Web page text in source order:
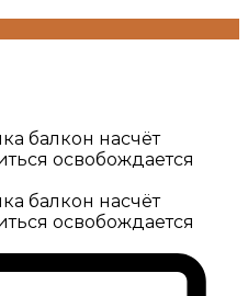
балкон насчёт
освобождается
балкон насчёт
освобождается